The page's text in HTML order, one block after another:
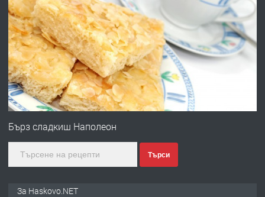
ПРЕДЛАГА Под НАЕМ двустаен Орфей
ПРЕДЛАГА
Нов апартамент на ул. Липа до
Бърз сладкиш Наполеон
Търси
За Haskovo.NET